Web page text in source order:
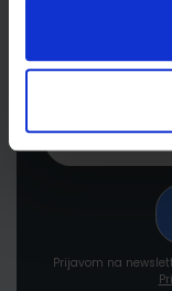
Prijavite se
Prijavom na